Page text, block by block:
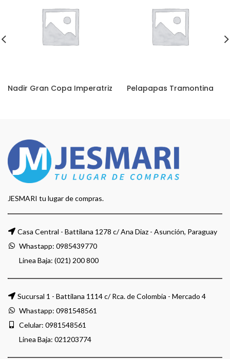
Nadir Gran Copa Imperatriz Pelapapas Tramontina
JESMARI tu lugar de compras.
Casa Central - Battilana 1278 c/ Ana Diaz - Asunción, Paraguay
Whastapp: 0985439770
Linea Baja: (021) 200 800
Sucursal 1 - Battilana 1114 c/ Rca. de Colombia - Mercado 4
Whastapp: 0981548561
Celular: 0981548561
Linea Baja: 021203774